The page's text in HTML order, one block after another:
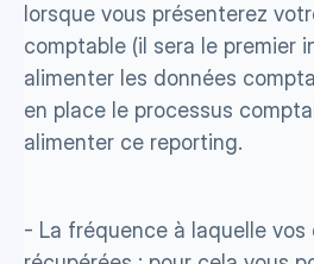
lorsque vous présenterez
comptable (il sera le premier
alimenter les données
en place le processus
alimenter ce reporting.
- La fréquence à laquelle vos